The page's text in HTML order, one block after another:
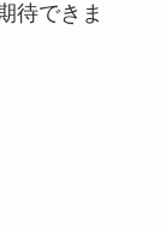
待できま